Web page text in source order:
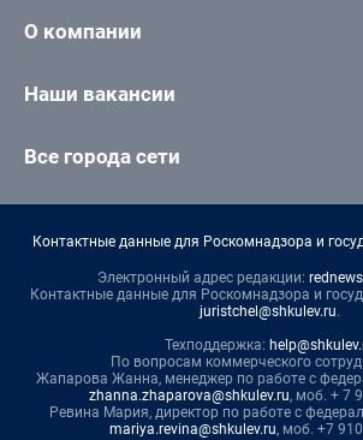
О компании
Наши вакансии
Все города сети
Контактные данные для Роскомнадзора и
Электронный адрес редакции:
Контактные данные для Роскомнадзора и
juristchel@shkulev.ru.
Техподдержка:
По вопросам коммерческого
Жапарова Жанна, менеджер по работе с
zhanna.zhaparova@shkulev.ru, моб. + 7
Ревина Мария, директор по работе с
mariya.revina@shkulev.ru, моб. +7